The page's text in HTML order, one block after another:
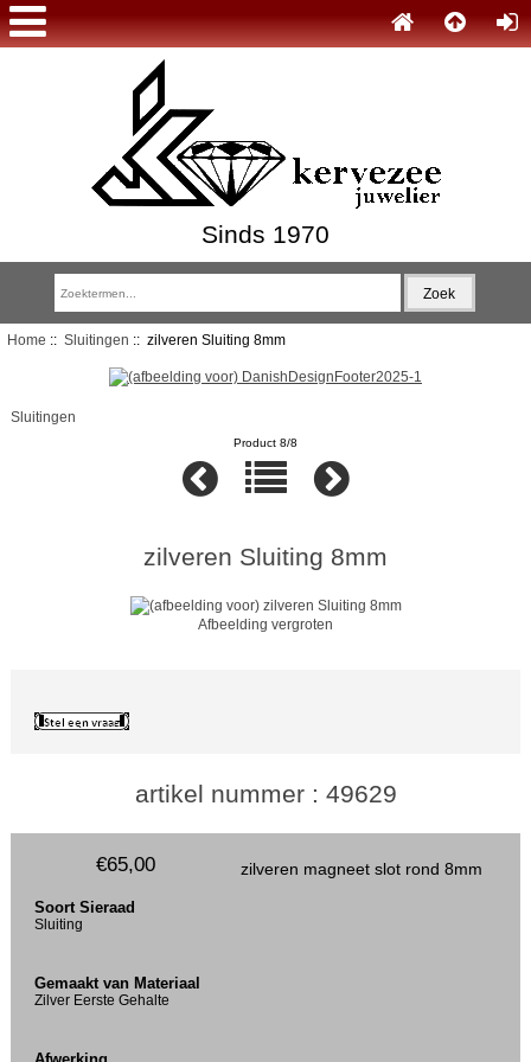
Sinds 1970
Home :: Sluitingen :: zilveren Sluiting 8mm
Sluitingen
Product 8/8
zilveren Sluiting 8mm
Afbeelding vergroten
artikel nummer : 49629
zilveren magneet slot rond 8mm
€65,00
Soort Sieraad
Sluiting
Gemaakt van Materiaal
Zilver Eerste Gehalte